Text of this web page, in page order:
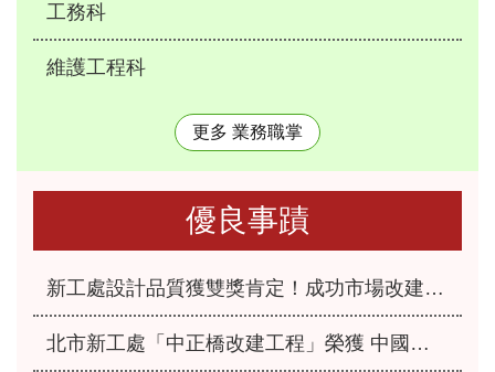
工務科
維護工程科
更多 業務職掌
優良事蹟
新工處設計品質獲雙獎肯定！成功市場改建、永福之家重建榮獲「2026國家卓越建設獎」
北市新工處「中正橋改建工程」榮獲 中國工程師學會115年「工程優良獎」肯定